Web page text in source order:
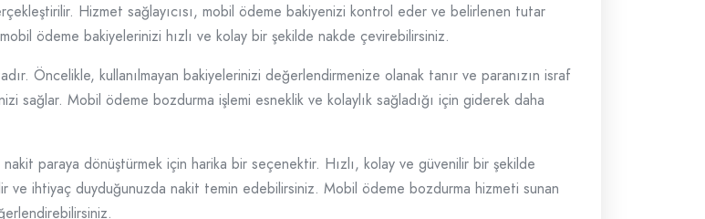
Hizmet sağlayıcısı, mobil ödeme bakiyenizi kontrol eder ve belirlenen tutar
ödeme bakiyelerinizi hızlı ve kolay bir şekilde nakde çevirebilirsiniz.
Öncelikle, kullanılmayan bakiyelerinizi değerlendirmenize olanak tanır ve paranızın israf
sağlar. Mobil ödeme bozdurma işlemi esneklik ve kolaylık sağladığı için giderek daha
paraya dönüştürmek için harika bir seçenektir. Hızlı, kolay ve güvenilir bir şekilde
ve ihtiyaç duyduğunuzda nakit temin edebilirsiniz. Mobil ödeme bozdurma hizmeti sunan